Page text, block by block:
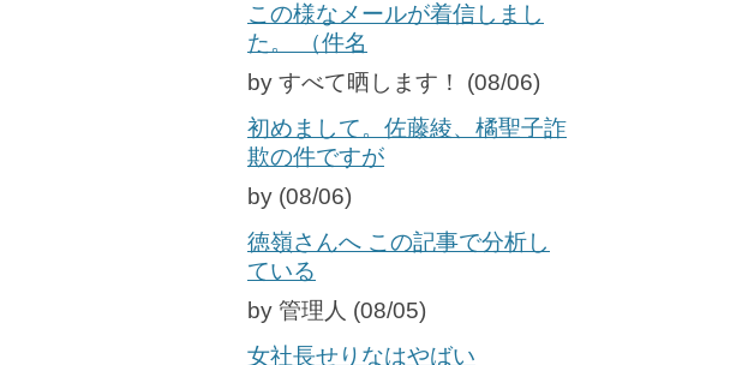
この様なメールが着信しまし
た。 （件名
by すべて晒します！ (08/06)
初めまして。佐藤綾、橘聖子詐
欺の件ですが
by (08/06)
徳嶺さんへ この記事で分析し
ている
by 管理人 (08/05)
女社長せりなはやばい